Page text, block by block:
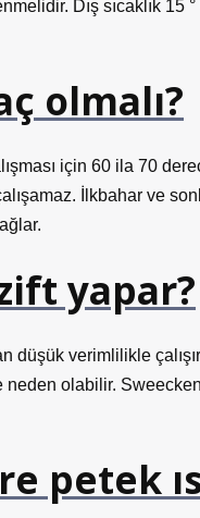
Dış sıcaklık 15
olmalı?
için 60 ila 70
İlkbahar ve
yapar?
düşük verimlilikle
neden olabilir.
petek